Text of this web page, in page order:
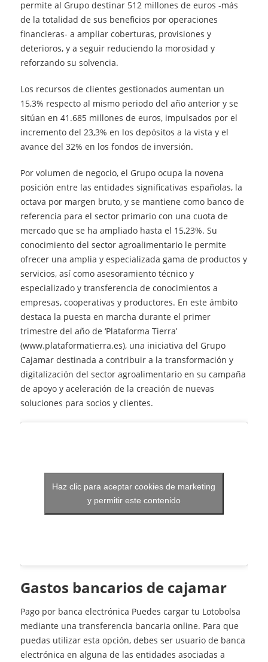
permite al Grupo destinar 512 millones de euros -más
de la totalidad de sus beneficios por operaciones
financieras- a ampliar coberturas, provisiones y
deterioros, y a seguir reduciendo la morosidad y
reforzando su solvencia.
Los recursos de clientes gestionados aumentan un
15,3% respecto al mismo periodo del año anterior y se
sitúan en 41.685 millones de euros, impulsados por el
incremento del 23,3% en los depósitos a la vista y el
avance del 32% en los fondos de inversión.
Por volumen de negocio, el Grupo ocupa la novena
posición entre las entidades significativas españolas, la
octava por margen bruto, y se mantiene como banco de
referencia para el sector primario con una cuota de
mercado que se ha ampliado hasta el 15,23%. Su
conocimiento del sector agroalimentario le permite
ofrecer una amplia y especializada gama de productos y
servicios, así como asesoramiento técnico y
especializado y transferencia de conocimientos a
empresas, cooperativas y productores. En este ámbito
destaca la puesta en marcha durante el primer
trimestre del año de ‘Plataforma Tierra’
(www.plataformatierra.es), una iniciativa del Grupo
Cajamar destinada a contribuir a la transformación y
digitalización del sector agroalimentario en su campaña
de apoyo y aceleración de la creación de nuevas
soluciones para socios y clientes.
Haz clic para aceptar cookies de marketing
y permitir este contenido
gastos bancarios de cajamar
Pago por banca electrónica Puedes cargar tu Lotobolsa
mediante una transferencia bancaria online. Para que
puedas utilizar esta opción, debes ser usuario de banca
electrónica en alguna de las entidades asociadas a